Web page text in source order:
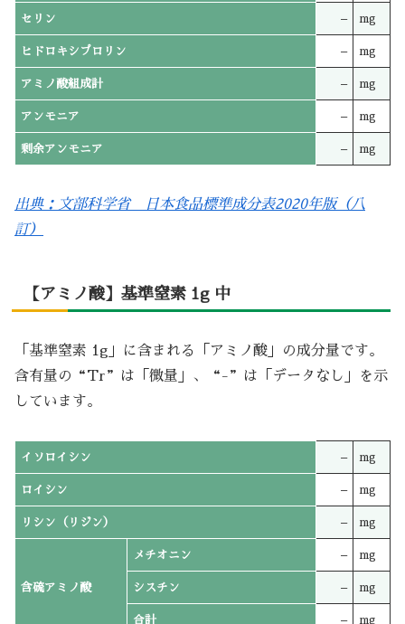
セリン – mg
ヒドロキシプロリン – mg
アミノ酸組成計 – mg
アンモニア – mg
剰余アンモニア – mg
出典：文部科学省 日本食品標準成分表2020年版（八
訂）
【アミノ酸】基準窒素 1g 中
「基準窒素 1g」に含まれる「アミノ酸」の成分量です。
含有量の“Tr”は「微量」、“-”は「データなし」を示
しています。
イソロイシン – mg
ロイシン – mg
リシン（リジン） – mg
含硫アミノ酸
メチオニン – mg
シスチン – mg
合計 – mg